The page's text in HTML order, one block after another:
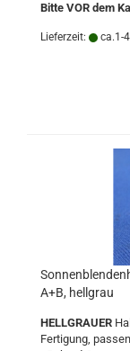
Bitte VOR dem
Lieferzeit: ca.1-
A+B, hellgrau
HELLGRAUER
Fertigung,